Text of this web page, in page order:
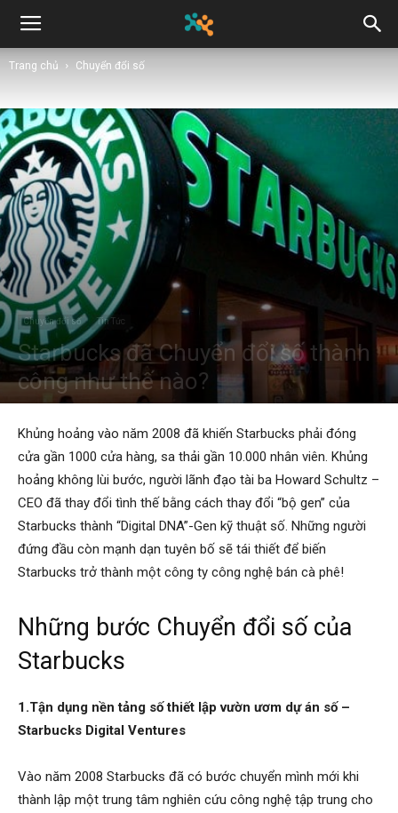
Trang chủ Chuyển đổi số
Chuyển đổi số Tin Tức
Starbucks đã Chuyển đổi số thành
công như thế nào?
Khủng hoảng vào năm 2008 đã khiến Starbucks phải đóng
cửa gần 1000 cửa hàng, sa thải gần 10.000 nhân viên. Khủng
hoảng không lùi bước, người lãnh đạo tài ba Howard Schultz –
CEO đã thay đổi tình thế bằng cách thay đổi “bộ gen” của
Starbucks thành “Digital DNA”-Gen kỹ thuật số. Những người
đứng đầu còn mạnh dạn tuyên bố sẽ tái thiết để biến
Starbucks trở thành một công ty công nghệ bán cà phê!
Những bước Chuyển đổi số của
Starbucks
1.Tận dụng nền tảng số thiết lập vườn ươm dự án số –
Starbucks Digital Ventures
Vào năm 2008 Starbucks đã có bước chuyển mình mới khi
thành lập một trung tâm nghiên cứu công nghệ tập trung cho